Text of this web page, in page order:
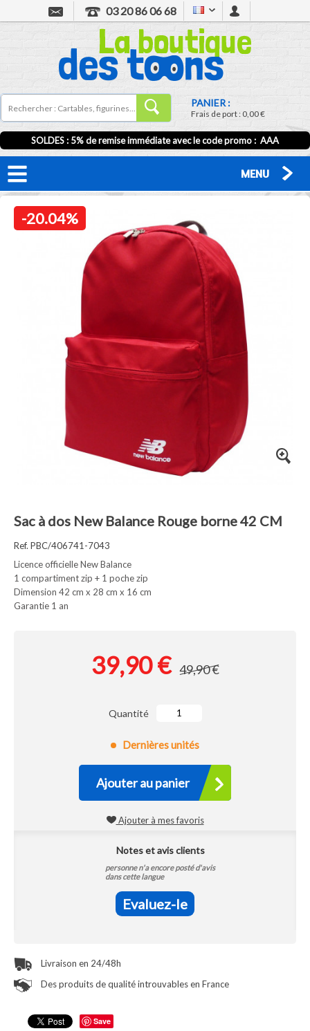
03 20 86 06 68
PANIER :
Frais de port :0,00 €
SOLDES : 5% de remise immédiate avec le code promo : AAA
MENU
-20.04%
Save
Sac à dos New Balance Rouge borne 42 CM
Ref. PBC/406741-7043
Licence officielle New Balance
1 compartiment zip + 1 poche zip
Dimension 42 cm x 28 cm x 16 cm
Garantie 1 an
39,90 € 49,90 €
Quantité
Dernières unités
Ajouter au panier
Ajouter à mes favoris
Notes et avis clients
personne n'a encore posté d'avis
dans cette langue
Evaluez-le
Livraison en 24/48h
Des produits de qualité introuvables en France